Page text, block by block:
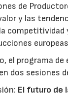
de
y las
competitividad
el programa de
dos sesiones
El futuro de